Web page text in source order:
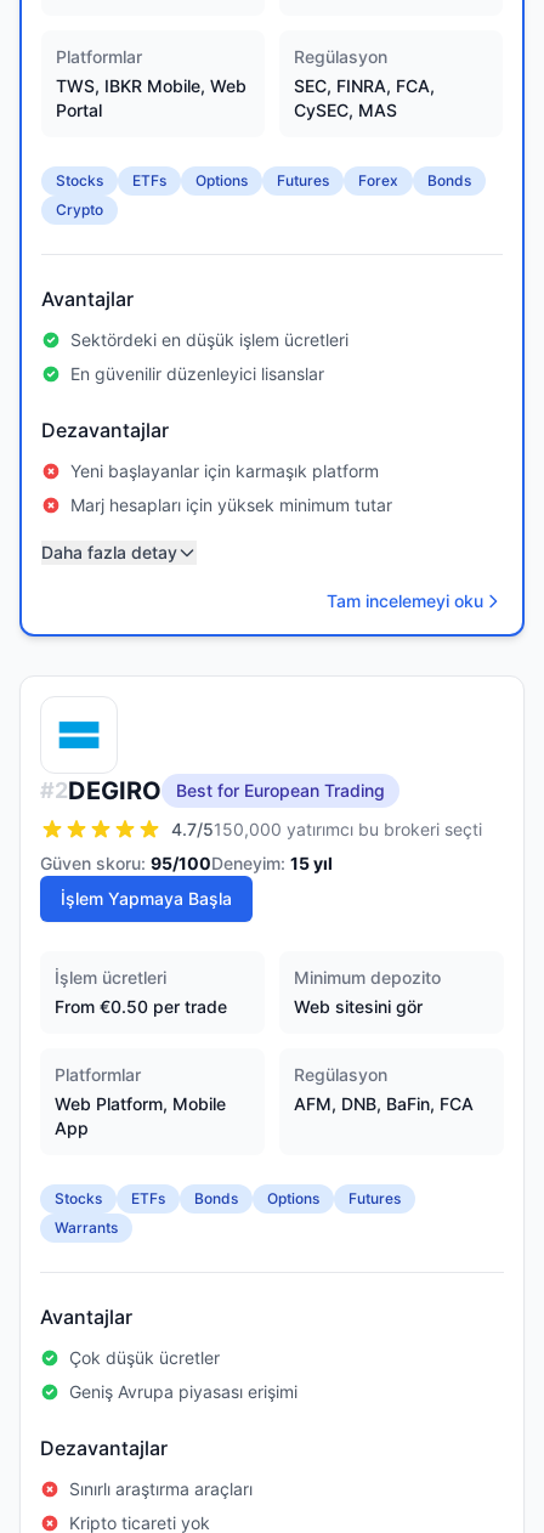
Platformlar
TWS, IBKR Mobile, Web
Portal
Regülasyon
SEC, FINRA, FCA,
CySEC, MAS
Stocks ETFs Options Futures Forex
Bonds
Crypto
Avantajlar
Sektördeki en düşük işlem ücretleri
En güvenilir düzenleyici lisanslar
Dezavantajlar
Yeni başlayanlar için karmaşık platform
Marj hesapları için yüksek minimum tutar
Daha fazla detay
Tam incelemeyi oku
#2DEGIRO
Best for European Trading
4.7/5150,000 yatırımcı bu brokeri seçti
Güven skoru: 95/100Deneyim: 15yıl
İşlem Yapmaya Başla
İşlem ücretleri
From €0.50 per trade
Minimum depozito
Web sitesini gör
Platformlar
Web Platform, Mobile
App
Regülasyon
AFM, DNB, BaFin, FCA
Stocks ETFs Bonds Options
Futures
Warrants
Avantajlar
Çok düşük ücretler
Geniş Avrupa piyasası erişimi
Dezavantajlar
Sınırlı araştırma araçları
Kripto ticareti yok